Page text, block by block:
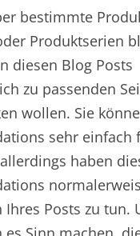
bestimmte
Produktserien
diesen Blog Posts
zu passenden
wollen. Sie
sehr einfach
haben
Posts zu tun.